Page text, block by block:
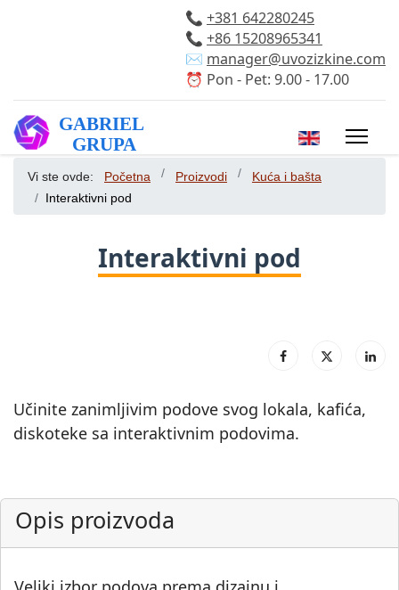
📞 +381 642280245
📞 +86 15208965341
✉️ manager@uvozizkine.com
⏰ Pon - Pet: 9.00 - 17.00
Izaberite vaš
Vi ste ovde: Početna Proizvodi
Kuća i bašta
Interaktivni pod
Interaktivni pod
Učinite zanimljivim podove svog lokala, kafića,
diskoteke sa interaktivnim podovima.
Opis proizvoda